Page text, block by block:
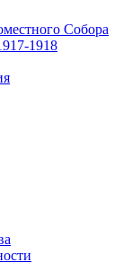
Собора
1918